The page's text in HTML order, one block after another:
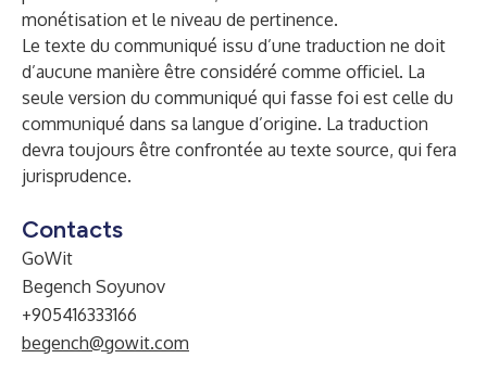
monétisation et le niveau de pertinence.
Le texte du communiqué issu d’une traduction ne doit
d’aucune manière être considéré comme officiel. La
seule version du communiqué qui fasse foi est celle du
communiqué dans sa langue d’origine. La traduction
devra toujours être confrontée au texte source, qui fera
jurisprudence.
Contacts
GoWit
Begench Soyunov
+905416333166
begench@gowit.com